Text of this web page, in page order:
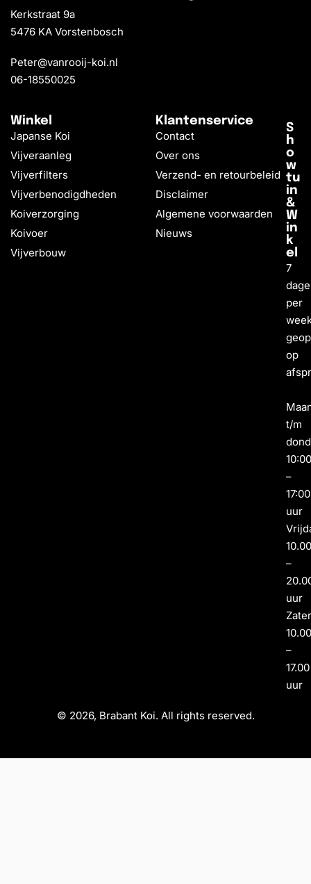
Kerkstraat 9a
5476 KA Vorstenbosch
Peter@vanrooij-koi.nl
06-18550025
Winkel
Japanse Koi
Vijveraanleg
Vijverfilters
Vijverbenodigdheden
Koiverzorging
Koivoer
Vijverbouw
Klantenservice
Contact
Over ons
Verzend- en retourbeleid
Disclaimer
Algemene voorwaarden
Nieuws
S
h
o
w
tu
in
&
W
in
k
el
7
per
op
t/m
–
17:00
uur
–
uur
–
17.00
uur
© 2026, Brabant Koi. All rights reserved.